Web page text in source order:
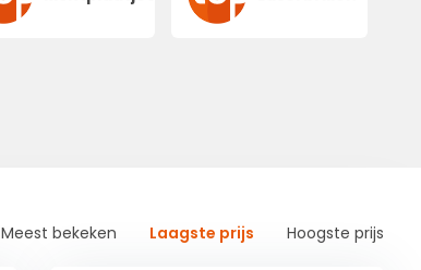
Meest bekeken Laagste prijs Hoogste prijs